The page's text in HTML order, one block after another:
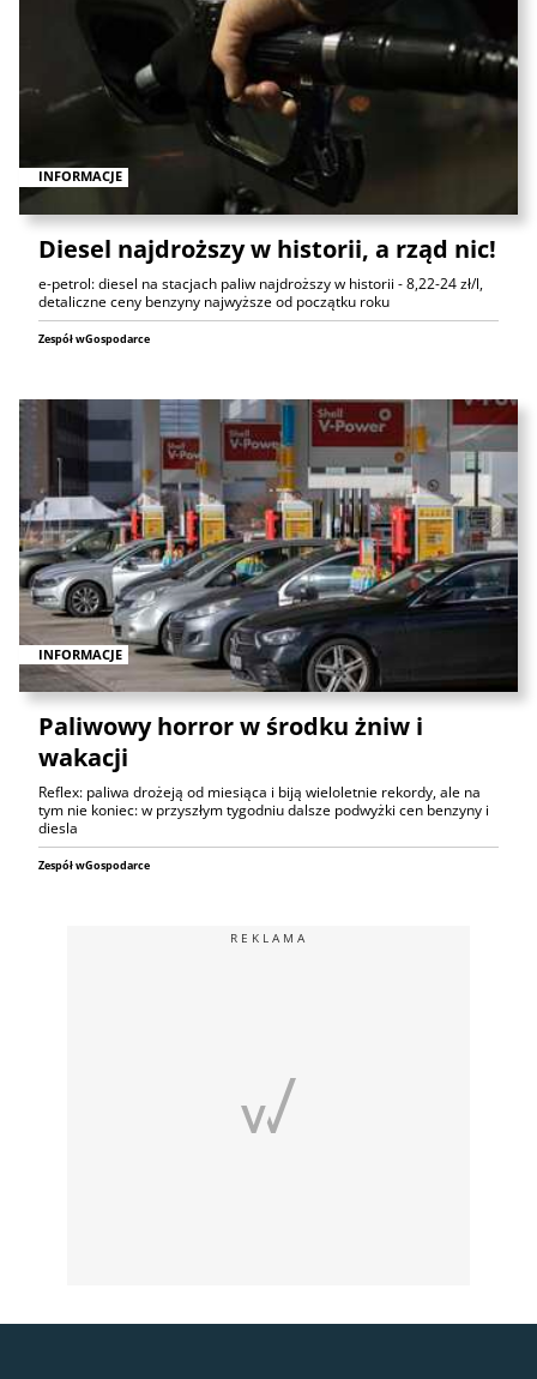
INFORMACJE
Diesel najdroższy w historii, a rząd nic!
e-petrol: diesel na stacjach paliw najdroższy w historii - 8,22-24 zł/l,
detaliczne ceny benzyny najwyższe od początku roku
Zespół wGospodarce
INFORMACJE
Paliwowy horror w środku żniw i
wakacji
Reflex: paliwa drożeją od miesiąca i biją wieloletnie rekordy, ale na
tym nie koniec: w przyszłym tygodniu dalsze podwyżki cen benzyny i
diesla
Zespół wGospodarce
REKLAMA